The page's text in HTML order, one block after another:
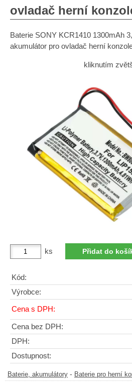
ovladač herní
Baterie SONY KCR1410 1300mAh
akumulátor pro ovladač herní
kliknutím
ks
Kód:
Výrobce:
Cena s DPH:
Cena bez DPH:
DPH:
Dostupnost:
Baterie, akumulátory - Baterie pro herní